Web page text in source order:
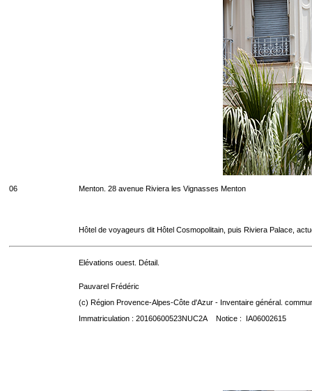
06 Menton. 28 avenue Riviera les Vignasses Menton
Hôtel de voyageurs dit Hôtel Cosmopolitain, puis Riviera Palace,
Elévations ouest. Détail.
Pauvarel Frédéric
(c) Région Provence-Alpes-Côte d'Azur - Inventaire général.
Immatriculation : 20160600523NUC2A Notice : IA06002615